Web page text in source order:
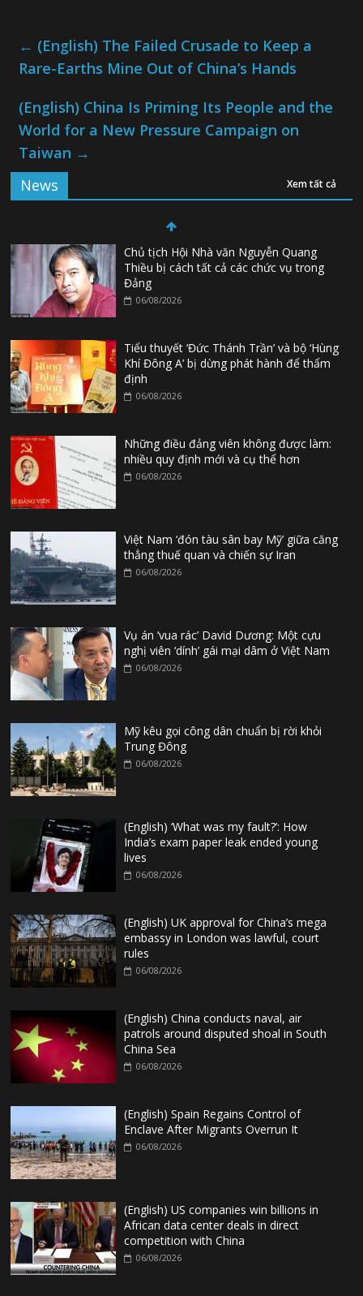
← (English) The Failed Crusade to Keep a
Rare-Earths Mine Out of China’s Hands
(English) China Is Priming Its People and the
World for a New Pressure Campaign on
Taiwan →
News
Xem tất cả
Chủ tịch Hội Nhà văn Nguyễn Quang
Thiều bị cách tất cả các chức vụ trong
Đảng
06/08/2026
Tiểu thuyết ‘Đức Thánh Trần’ và bộ ‘Hùng
Khí Đông A’ bị dừng phát hành để thẩm
định
06/08/2026
Những điều đảng viên không được làm:
nhiều quy định mới và cụ thể hơn
06/08/2026
Việt Nam ‘đón tàu sân bay Mỹ’ giữa căng
thẳng thuế quan và chiến sự Iran
06/08/2026
Vụ án ‘vua rác’ David Dương: Một cựu
nghị viên ‘dính’ gái mại dâm ở Việt Nam
06/08/2026
Mỹ kêu gọi công dân chuẩn bị rời khỏi
Trung Đông
06/08/2026
(English) ‘What was my fault?’: How
India’s exam paper leak ended young
lives
06/08/2026
(English) UK approval for China’s mega
embassy in London was lawful, court
rules
06/08/2026
(English) China conducts naval, air
patrols around disputed shoal in South
China Sea
06/08/2026
(English) Spain Regains Control of
Enclave After Migrants Overrun It
06/08/2026
(English) US companies win billions in
African data center deals in direct
competition with China
06/08/2026